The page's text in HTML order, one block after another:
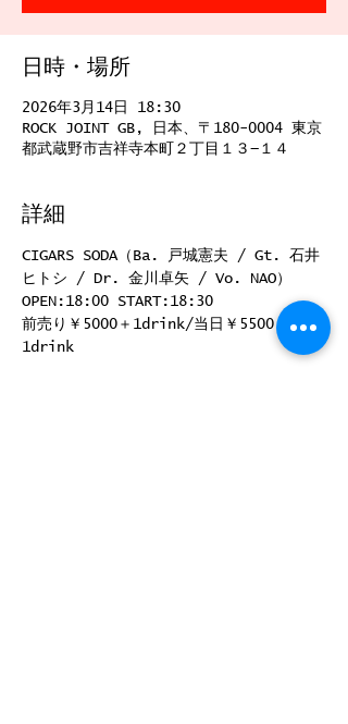
日時・場所
2026年3月14日 18:30
ROCK JOINT GB, 日本、〒180-0004 東京
都武蔵野市吉祥寺本町２丁目１３−１４
詳細
CIGARS SODA（Ba. 戸城憲夫 / Gt. 石井
ヒトシ / Dr. 金川卓矢 / Vo. NAO）
OPEN:18:00 START:18:30
前売り￥5000＋1drink/当日￥5500＋
1drink